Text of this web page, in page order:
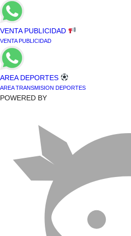
VENTA PUBLICIDAD
VENTA PUBLICIDAD
AREA DEPORTES
AREA TRANSMISION DEPORTES
POWERED BY